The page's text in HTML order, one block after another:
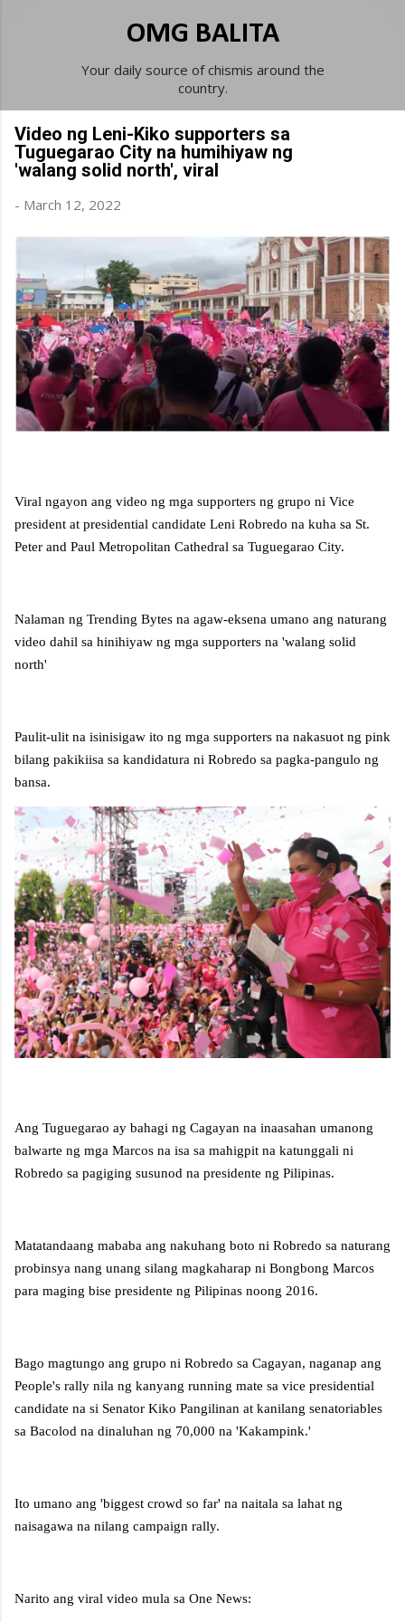
Skip to main content
OMG BALITA
Your daily source of chismis around the
country.
Video ng Leni-Kiko supporters sa
Tuguegarao City na humihiyaw ng
'walang solid north', viral
- March 12, 2022
Viral ngayon ang video ng mga supporters ng grupo ni Vice
president at presidential candidate Leni Robredo na kuha sa St.
Peter and Paul Metropolitan Cathedral sa Tuguegarao City.
Nalaman ng Trending Bytes na agaw-eksena umano ang naturang
video dahil sa hinihiyaw ng mga supporters na 'walang solid
north'
Paulit-ulit na isinisigaw ito ng mga supporters na nakasuot ng pink
bilang pakikiisa sa kandidatura ni Robredo sa pagka-pangulo ng
bansa.
Ang Tuguegarao ay bahagi ng Cagayan na inaasahan umanong
balwarte ng mga Marcos na isa sa mahigpit na katunggali ni
Robredo sa pagiging susunod na presidente ng Pilipinas.
Matatandaang mababa ang nakuhang boto ni Robredo sa naturang
probinsya nang unang silang magkaharap ni Bongbong Marcos
para maging bise presidente ng Pilipinas noong 2016.
Bago magtungo ang grupo ni Robredo sa Cagayan, naganap ang
People's rally nila ng kanyang running mate sa vice presidential
candidate na si Senator Kiko Pangilinan at kanilang senatoriables
sa Bacolod na dinaluhan ng 70,000 na 'Kakampink.'
Ito umano ang 'biggest crowd so far' na naitala sa lahat ng
naisagawa na nilang campaign rally.
Narito ang viral video mula sa One News: